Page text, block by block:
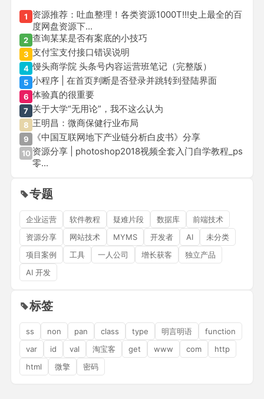
1
资源推荐：吐血整理！各类资源1000T!!!史上最全的百
度网盘资源下...
2 查询某某是否有案底的小技巧
3 支付宝支付接口错误说明
4 馒头商学院 头条号内容运营班笔记（完整版）
5 小程序 | 在首页判断是否登录并跳转到登陆界面
6 体验真的很重要
7 关于大学“无用论”，我不这么认为
8 王明昌：微商保健行业布局
9 《中国互联网地下产业链分析白皮书》分享
10 资源分享 | photoshop2018视频全套入门自学教程_ps
零...
专题
企业运营 软件教程 疑难片段 数据库
前端技术
资源分享
网站技术 MYMS 开发者 AI
未分类
项目案例
工具 一人公司 增长获客
独立产品
AI 开发
标签
ss non pan class type 明言明语
function
var
id val 淘宝客 get www com
http
html
微擎 密码